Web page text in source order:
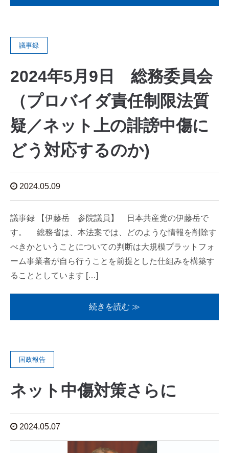
議事録
2024年5月9日 総務委員会
（プロバイダ責任制限法質
疑／ネット上の誹謗中傷に
どう対応するのか)
2024.05.09
議事録 【伊藤岳 参院議員】 日本共産党の伊藤岳で
す。 総務省は、本法案では、どのような情報を削除す
べきかということについての判断は大規模プラットフォ
ーム事業者が自ら行うことを前提とした仕組みを構築す
ることとしています […]
続きを読む ≫
国政報告
ネット中傷対策さらに
2024.05.07